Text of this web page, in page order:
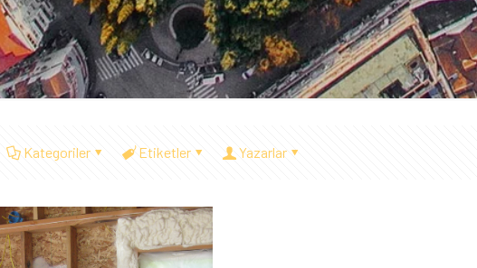
Kategoriler Etiketler Yazarlar